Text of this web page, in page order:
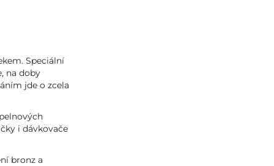
Speciální
na doby
jde o zcela
i dávkovače
bronz a